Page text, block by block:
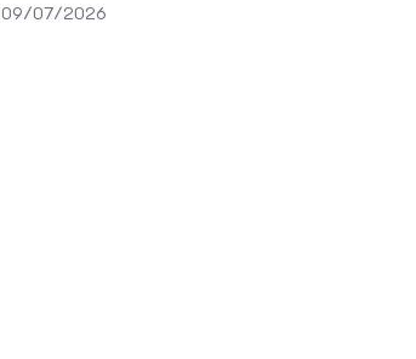
09/07/2026